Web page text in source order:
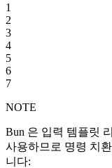
1
2
3
4
5
6
7
NOTE
Bun 은 입력 템플릿
사용하므로 명령 치
니다: